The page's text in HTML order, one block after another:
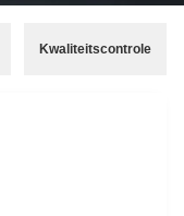
Kwaliteitscontrole